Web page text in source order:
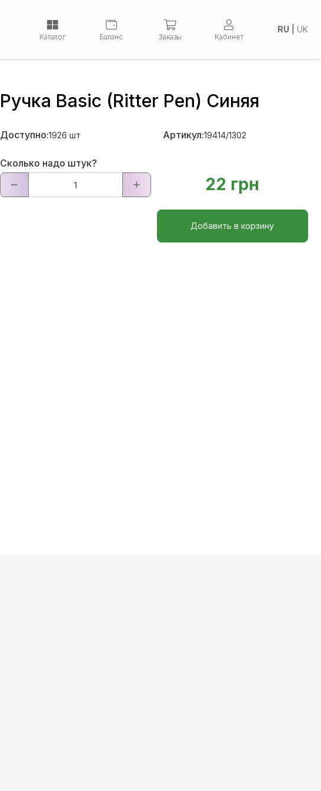
Каталог Баланс Заказы Кабинет
RU UK
Ручка Basic (Ritter Pen) Синяя
Доступно:1926 шт Артикул:19414/1302
Сколько надо штук?
22 грн
Добавить в корзину